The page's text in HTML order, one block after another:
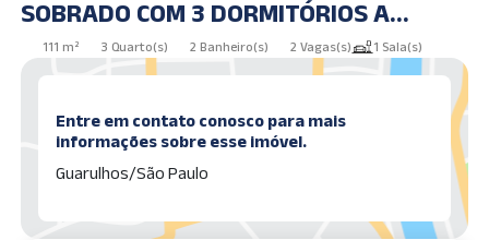
SOBRADO COM 3 DORMITÓRIOS A
VENDA, 229m² JARDIM TAMASSIA –
GUARULHOS/SP AI25009
111 m² 3 Quarto(s) 2 Banheiro(s) 2 Vagas(s) 1 Sala(s)
Entre em contato conosco para mais
informações sobre esse imóvel.
Guarulhos/São Paulo